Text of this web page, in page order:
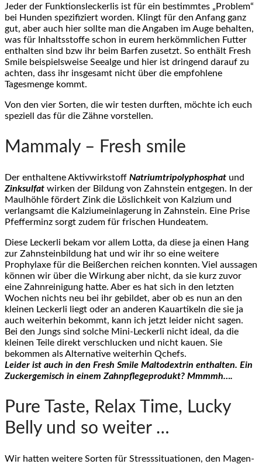
Jeder der Funktionsleckerlis ist für ein bestimmtes „Problem“
bei Hunden spezifiziert worden. Klingt für den Anfang ganz
gut, aber auch hier sollte man die Angaben im Auge behalten,
was für Inhaltsstoffe schon in eurem herkömmlichen Futter
enthalten sind bzw ihr beim Barfen zusetzt. So enthält Fresh
Smile beispielsweise Seealge und hier ist dringend darauf zu
achten, dass ihr insgesamt nicht über die empfohlene
Tagesmenge kommt.
Von den vier Sorten, die wir testen durften, möchte ich euch
speziell das für die Zähne vorstellen.
Mammaly – Fresh smile
Der enthaltene Aktivwirkstoff Natriumtripolyphosphat und
Zinksulfat wirken der Bildung von Zahnstein entgegen. In der
Maulhöhle fördert Zink die Löslichkeit von Kalzium und
verlangsamt die Kalziumeinlagerung in Zahnstein. Eine Prise
Pfefferminz sorgt zudem für frischen Hundeatem.
Diese Leckerli bekam vor allem Lotta, da diese ja einen Hang
zur Zahnsteinbildung hat und wir ihr so eine weitere
Prophylaxe für die Beißerchen reichen konnten. Viel aussagen
können wir über die Wirkung aber nicht, da sie kurz zuvor
eine Zahnreinigung hatte. Aber es hat sich in den letzten
Wochen nichts neu bei ihr gebildet, aber ob es nun an den
kleinen Leckerli liegt oder an anderen Kauartikeln die sie ja
auch weiterhin bekommt, kann ich jetzt leider nicht sagen.
Bei den Jungs sind solche Mini-Leckerli nicht ideal, da die
kleinen Teile direkt verschlucken und nicht kauen. Sie
bekommen als Alternative weiterhin Qchefs.
Leider ist auch in den Fresh Smile Maltodextrin enthalten. Ein
Zuckergemisch in einem Zahnpflegeprodukt? Mmmmh….
Pure Taste, Relax Time, Lucky
Belly und so weiter …
Wir hatten weitere Sorten für Stresssituationen, den Magen-